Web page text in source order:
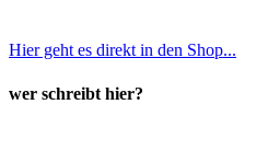
Hier geht es direkt in den Shop...
wer schreibt hier?